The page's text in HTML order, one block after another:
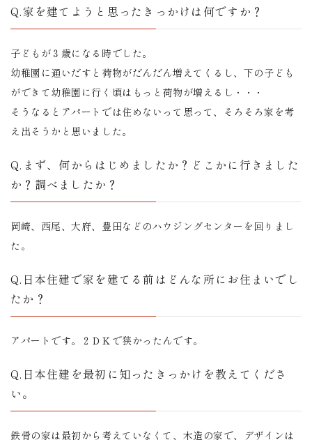
Q.家を建てようと思ったきっかけは何ですか？
子どもが３歳になる時でした。
幼稚園に通いだすと荷物がだんだん増えてくるし、下の子ども
ができて幼稚園に行く頃はもっと荷物が増えるし・・・
そうなるとアパートでは住めないって思って、そろそろ家を考
え出そうかと思いました。
Q.まず、何からはじめましたか？どこかに行きました
か？調べましたか？
岡崎、西尾、大府、豊田などのハウジングセンターを回りまし
た。
Q.日本住建で家を建てる前はどんな所にお住まいでし
たか？
アパートです。２ＤＫで狭かったんです。
Q.日本住建を最初に知ったきっかけを教えてくださ
い。
鉄骨の家は最初から考えていなくて、木造の家で、デザインは